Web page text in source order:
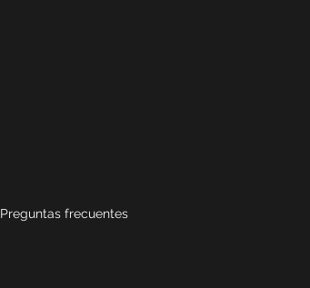
Preguntas frecuentes